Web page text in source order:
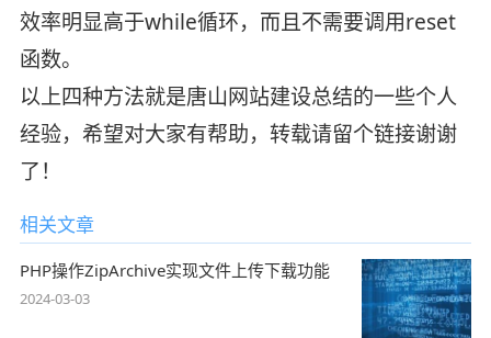
效率明显高于while循环，而且不需要调用reset
函数。
以上四种方法就是唐山网站建设总结的一些个人
经验，希望对大家有帮助，转载请留个链接谢谢
了！
相关文章
PHP操作ZipArchive实现文件上传下载功能
2024-03-03